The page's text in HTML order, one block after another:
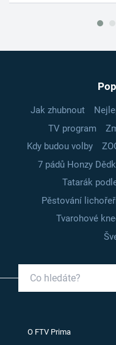
Jak zhubnout
TV program
Kdy budou volby
7 pádů Honzy
Tatarák
Pěstování
Tvarohové
O FTV Prima